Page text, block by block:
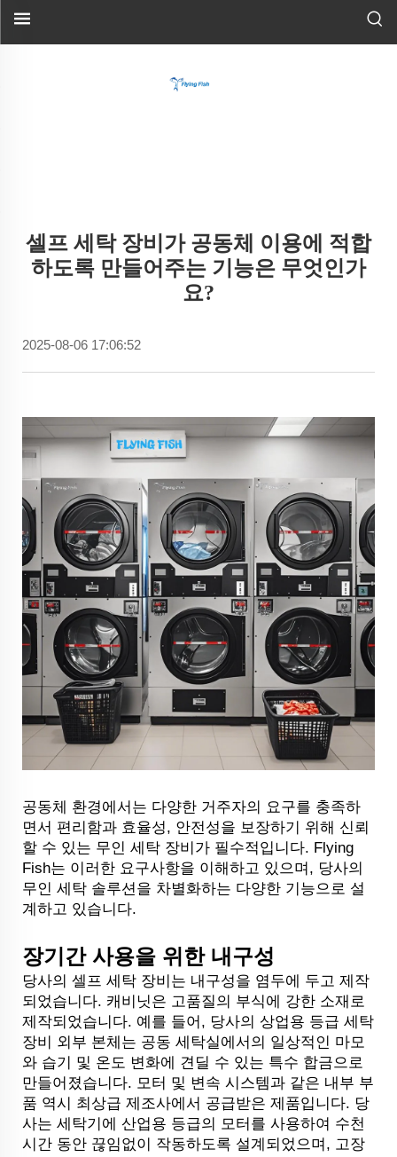
셀프 세탁 장비가 공동체 이용에 적합
하도록 만들어주는 기능은 무엇인가
요?
2025-08-06 17:06:52
공동체 환경에서는 다양한 거주자의 요구를 충족하
면서 편리함과 효율성, 안전성을 보장하기 위해 신뢰
할 수 있는 무인 세탁 장비가 필수적입니다. Flying
Fish는 이러한 요구사항을 이해하고 있으며, 당사의
무인 세탁 솔루션을 차별화하는 다양한 기능으로 설
계하고 있습니다.
장기간 사용을 위한 내구성
당사의 셀프 세탁 장비는 내구성을 염두에 두고 제작
되었습니다. 캐비닛은 고품질의 부식에 강한 소재로
제작되었습니다. 예를 들어, 당사의 상업용 등급 세탁
장비 외부 본체는 공동 세탁실에서의 일상적인 마모
와 습기 및 온도 변화에 견딜 수 있는 특수 합금으로
만들어졌습니다. 모터 및 변속 시스템과 같은 내부 부
품 역시 최상급 제조사에서 공급받은 제품입니다. 당
사는 세탁기에 산업용 등급의 모터를 사용하여 수천
시간 동안 끊임없이 작동하도록 설계되었으며, 고장